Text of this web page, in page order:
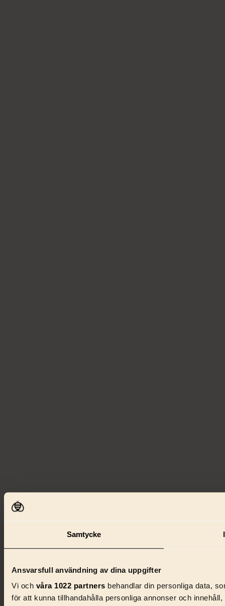
Samtycke
Ansvarsfull användning av dina uppgifter
Vi och våra 1022 partners behandlar din personliga data,
för att kunna tillhandahålla personliga annonser och